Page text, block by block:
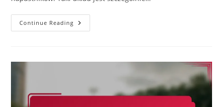
Continue Reading 3-
1-
Taktyka
Obrony,
Zaangażowanie